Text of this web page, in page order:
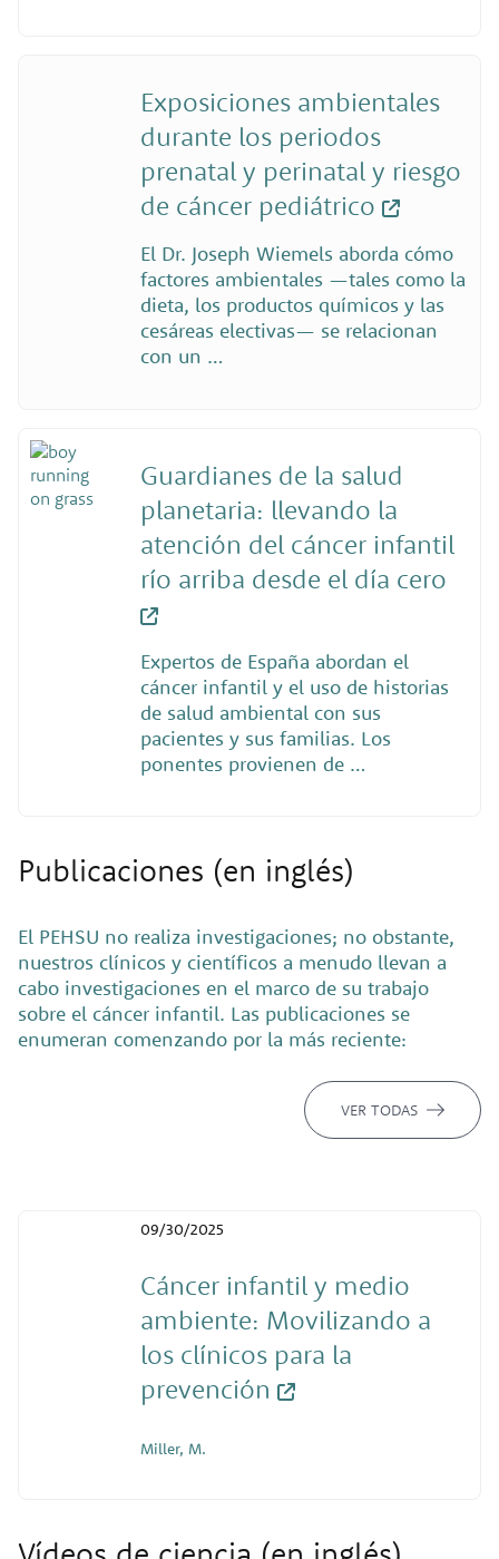
Exposiciones ambientales
durante los periodos
prenatal y perinatal y riesgo
de cáncer pediátrico
El Dr. Joseph Wiemels aborda cómo
factores ambientales —tales como la
dieta, los productos químicos y las
cesáreas electivas— se relacionan
con un …
Guardianes de la salud
planetaria: llevando la
atención del cáncer infantil
río arriba desde el día cero
Expertos de España abordan el
cáncer infantil y el uso de historias
de salud ambiental con sus
pacientes y sus familias. Los
ponentes provienen de …
Publicaciones (en inglés)
El PEHSU no realiza investigaciones; no obstante,
nuestros clínicos y científicos a menudo llevan a
cabo investigaciones en el marco de su trabajo
sobre el cáncer infantil. Las publicaciones se
enumeran comenzando por la más reciente:
VER TODAS
Cáncer infantil y medio
ambiente: Movilizando a
los clínicos para la
prevención
09/30/2025
Miller, M.